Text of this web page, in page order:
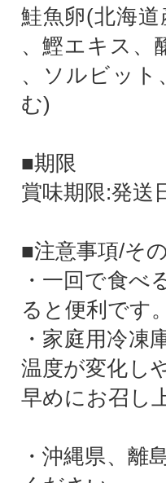
鮭魚卵(北海
、鰹エキス、
、ソルビット
む)
■期限
賞味期限:発送
■注意事項/そ
・一回で食べ
ると便利です。
・家庭用冷凍
温度が変化し
早めにお召し
・沖縄県、離